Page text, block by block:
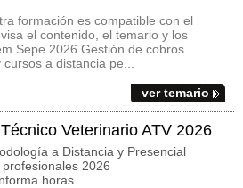
formación es compatible con el
el contenido, el temario y los
Sepe 2026 Gestión de cobros.
a distancia pe...
ver temario
Veterinario ATV 2026
a Distancia y Presencial
2026
horas